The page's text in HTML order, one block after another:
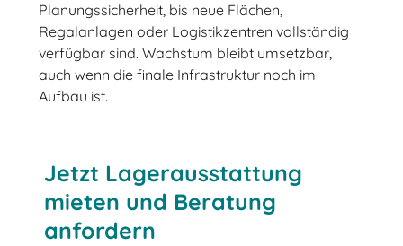
Planungssicherheit, bis neue Flächen,
Regalanlagen oder Logistikzentren vollständig
verfügbar sind. Wachstum bleibt umsetzbar,
auch wenn die finale Infrastruktur noch im
Aufbau ist.
Jetzt Lagerausstattung
mieten und Beratung
anfordern